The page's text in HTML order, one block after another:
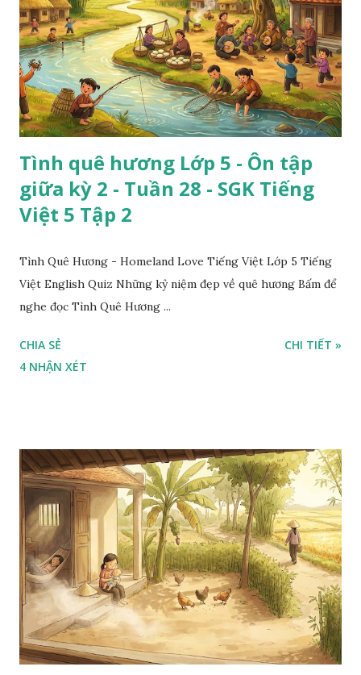
Tình quê hương Lớp 5 - Ôn tập
giữa kỳ 2 - Tuần 28 - SGK Tiếng
Việt 5 Tập 2
Tình Quê Hương - Homeland Love Tiếng Việt Lớp 5 Tiếng
Việt English Quiz Những kỷ niệm đẹp về quê hương Bấm để
nghe đọc Tình Quê Hương ...
CHIA SẺ
4 NHẬN XÉT
CHI TIẾT »